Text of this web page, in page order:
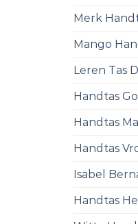
Merk
Mango
Leren Tas
Handtas
Handtas
Handtas
Isabel
Handtas